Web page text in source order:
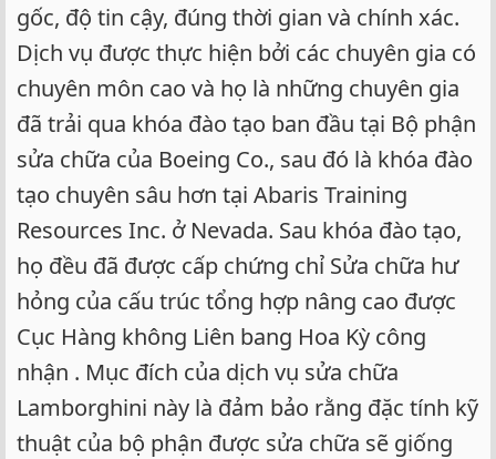
gốc, độ tin cậy, đúng thời gian và chính xác.
Dịch vụ được thực hiện bởi các chuyên gia có
chuyên môn cao và họ là những chuyên gia
đã trải qua khóa đào tạo ban đầu tại Bộ phận
sửa chữa của Boeing Co., sau đó là khóa đào
tạo chuyên sâu hơn tại Abaris Training
Resources Inc. ở Nevada. Sau khóa đào tạo,
họ đều đã được cấp chứng chỉ Sửa chữa hư
hỏng của cấu trúc tổng hợp nâng cao được
Cục Hàng không Liên bang Hoa Kỳ công
nhận . Mục đích của dịch vụ sửa chữa
Lamborghini này là đảm bảo rằng đặc tính kỹ
thuật của bộ phận được sửa chữa sẽ giống